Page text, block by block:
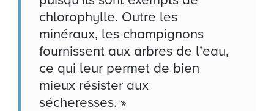
chlorophylle. Outre les
minéraux, les champignons
fournissent aux arbres de l’eau,
ce qui leur permet de bien
mieux résister aux
sécheresses. »